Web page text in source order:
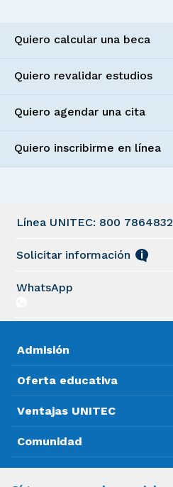
Quiero calcular una beca
Quiero revalidar estudios
Quiero agendar una cita
Quiero inscribirme en línea
Línea UNITEC: 800 7864832
Solicitar información
WhatsApp
Admisión
Oferta educativa
Ventajas UNITEC
Comunidad